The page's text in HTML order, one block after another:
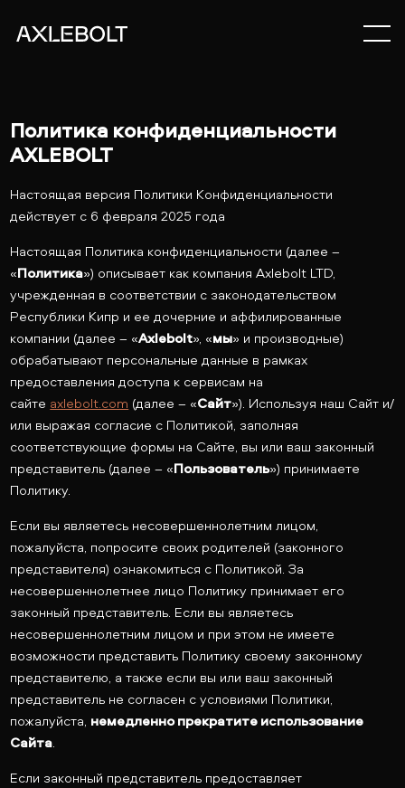
Политика конфиденциальности
AXLEBOLT
Настоящая версия Политики Конфиденциальности
действует с 6 февраля 2025 года
Настоящая Политика конфиденциальности (далее –
«Политика») описывает как компания Axlebolt LTD,
учрежденная в соответствии с законодательством
Республики Кипр и ее дочерние и аффилированные
компании (далее – «Axlebolt», «мы» и производные)
обрабатывают персональные данные в рамках
предоставления доступа к сервисам на
сайте axlebolt.com (далее – «Сайт»). Используя наш Сайт и/
или выражая согласие с Политикой, заполняя
соответствующие формы на Сайте, вы или ваш законный
представитель (далее – «Пользователь») принимаете
Политику.
Если вы являетесь несовершеннолетним лицом,
пожалуйста, попросите своих родителей (законного
представителя) ознакомиться с Политикой. За
несовершеннолетнее лицо Политику принимает его
законный представитель. Если вы являетесь
несовершеннолетним лицом и при этом не имеете
возможности представить Политику своему законному
представителю, а также если вы или ваш законный
представитель не согласен с условиями Политики,
пожалуйста, немедленно прекратите использование
Сайта.
Если законный представитель предоставляет